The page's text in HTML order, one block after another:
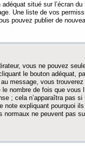
situé sur l’écran
Une liste de vos
pouvez publier de
vous ne pouvez
le bouton adéquat,
message, vous
nombre de fois que vous
; cela n’apparaîtra pas
note expliquant pourquoi
ne peuvent pas